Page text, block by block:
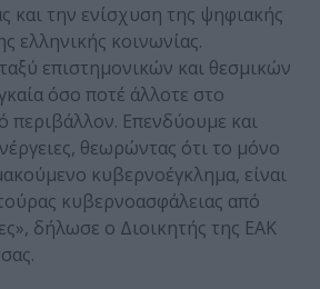
και την ενίσχυση της ψηφιακής
ελληνικής κοινωνίας.
επιστημονικών και θεσμικών
όσο ποτέ άλλοτε στο
περιβάλλον. Επενδύουμε και
θεωρώντας ότι το μόνο
κυβερνοέγκλημα, είναι
κυβερνοασφάλειας από
δήλωσε ο Διοικητής της ΕΑΚ